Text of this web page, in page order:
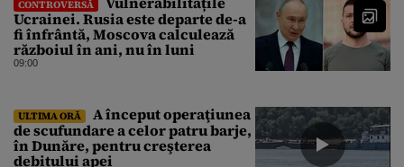
CONTROVERSĂ
Ucrainei. Rusia este departe de-a
fi înfrântă, Moscova calculează
războiul în ani, nu în luni
09:00
ULTIMA ORĂ
A început operaţiunea
de scufundare a celor patru barje,
în Dunăre, pentru creşterea
debitului apei